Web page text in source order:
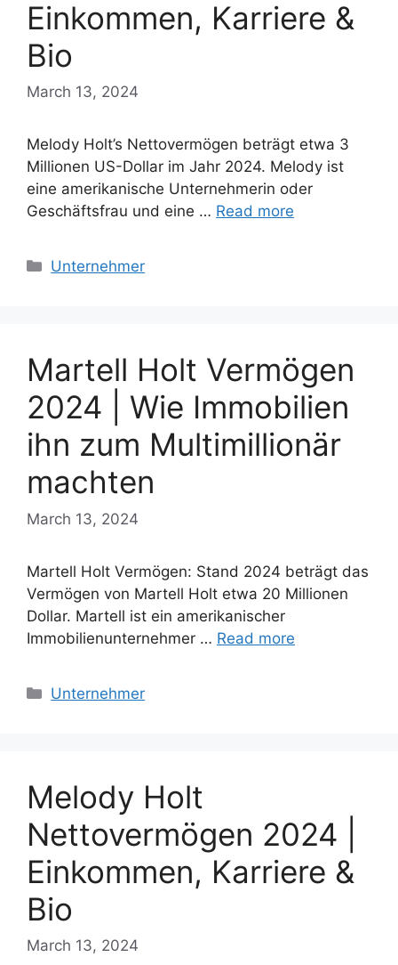
Einkommen, Karriere &
Bio
March 13, 2024
Melody Holt’s Nettovermögen beträgt etwa 3
Millionen US-Dollar im Jahr 2024. Melody ist
eine amerikanische Unternehmerin oder
Geschäftsfrau und eine … Read more
Categories
Unternehmer
Martell Holt Vermögen
2024 | Wie Immobilien
ihn zum Multimillionär
machten
March 13, 2024
Martell Holt Vermögen: Stand 2024 beträgt das
Vermögen von Martell Holt etwa 20 Millionen
Dollar. Martell ist ein amerikanischer
Immobilienunternehmer … Read more
Categories
Unternehmer
Melody Holt
Nettovermögen 2024 |
Einkommen, Karriere &
Bio
March 13, 2024